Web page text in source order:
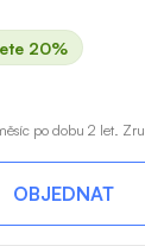
20%
po dobu 2 let.
OBJEDNAT